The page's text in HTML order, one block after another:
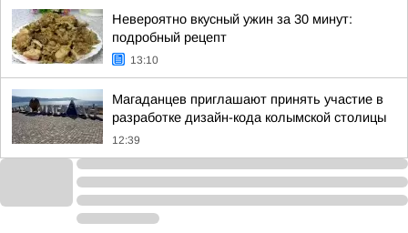
Невероятно вкусный ужин за 30 минут:
подробный рецепт
13:10
Магаданцев приглашают принять участие в
разработке дизайн-кода колымской столицы
12:39